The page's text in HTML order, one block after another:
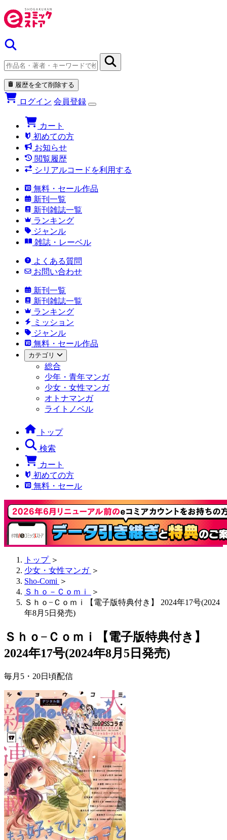
履歴を全て削除する
ログイン 会員登録
カート
初めての方
お知らせ
閲覧履歴
シリアルコードを利用する
無料・セール作品
新刊一覧
新刊雑誌一覧
ランキング
ジャンル
雑誌・レーベル
よくある質問
お問い合わせ
新刊一覧
新刊雑誌一覧
ランキング
ミッション
ジャンル
無料・セール作品
カテゴリ
総合
少年・青年マンガ
少女・女性マンガ
オトナマンガ
ライトノベル
トップ
検索
カート
初めての方
無料・セール
トップ ＞
少女・女性マンガ ＞
Sho-Comi ＞
Ｓｈｏ－Ｃｏｍｉ
＞
Ｓｈｏ−Ｃｏｍｉ【電子版特典付き】 2024年17号(2024
年8月5日発売)
Ｓｈｏ−Ｃｏｍｉ【電子版特典付き】
2024年17号(2024年8月5日発売)
毎月5・20日頃配信